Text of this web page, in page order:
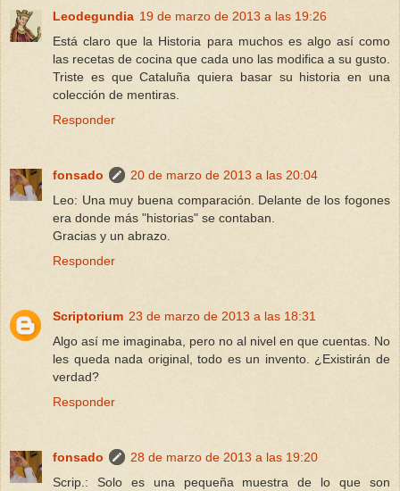
Leodegundia 19 de marzo de 2013 a las 19:26
Está claro que la Historia para muchos es algo así como
las recetas de cocina que cada uno las modifica a su gusto.
Triste es que Cataluña quiera basar su historia en una
colección de mentiras.
Responder
fonsado
20 de marzo de 2013 a las 20:04
Leo: Una muy buena comparación. Delante de los fogones
era donde más "historias" se contaban.
Gracias y un abrazo.
Responder
Scriptorium 23 de marzo de 2013 a las 18:31
Algo así me imaginaba, pero no al nivel en que cuentas. No
les queda nada original, todo es un invento. ¿Existirán de
verdad?
Responder
fonsado
28 de marzo de 2013 a las 19:20
Scrip.: Solo es una pequeña muestra de lo que son